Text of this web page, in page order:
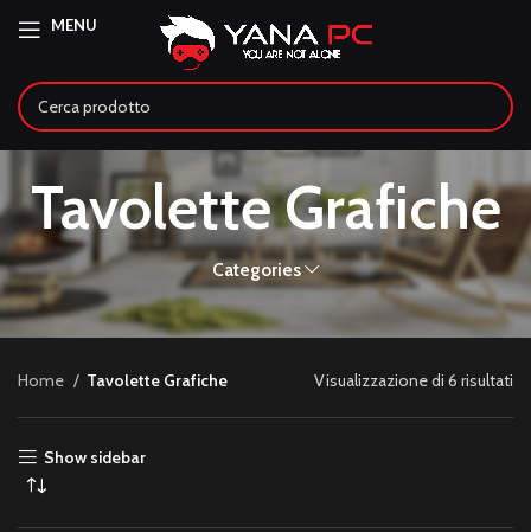
MENU
Tavolette Grafiche
Categories
Home Tavolette Grafiche Visualizzazione di 6 risultati
Show sidebar